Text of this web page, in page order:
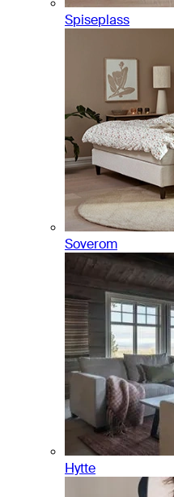
Spiseplass
Soverom
Hytte